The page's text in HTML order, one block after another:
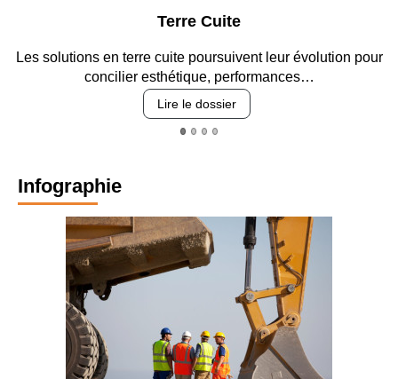
Terre Cuite
Les solutions en terre cuite poursuivent leur évolution pour
concilier esthétique, performances…
Lire le dossier
Infographie